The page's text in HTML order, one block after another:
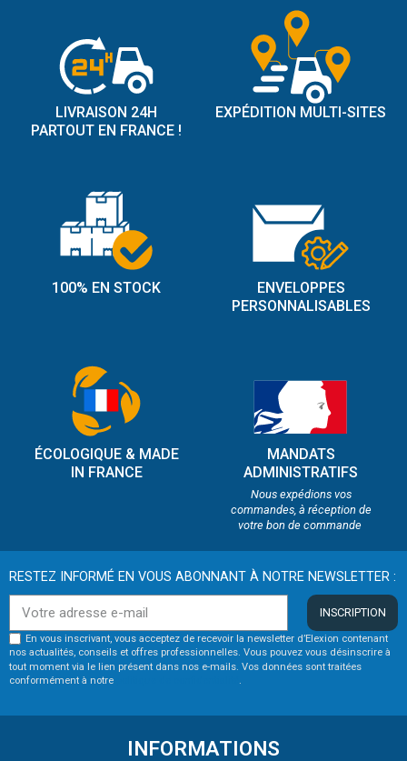
LIVRAISON 24H
PARTOUT EN FRANCE !
EXPÉDITION MULTI-SITES
100% EN STOCK
ENVELOPPES
PERSONNALISABLES
ÉCOLOGIQUE & MADE
IN FRANCE
MANDATS
ADMINISTRATIFS
Nous expédions vos
commandes, à réception de
votre bon de commande
RESTEZ INFORMÉ EN VOUS ABONNANT À NOTRE NEWSLETTER :
INSCRIPTION
En vous inscrivant, vous acceptez de recevoir la newsletter d’Elexion contenant
nos actualités, conseils et offres professionnelles. Vous pouvez vous désinscrire à
tout moment via le lien présent dans nos e-mails. Vos données sont traitées
conformément à notre
.
INFORMATIONS